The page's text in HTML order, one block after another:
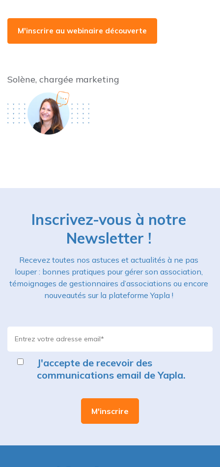
M'inscrire au webinaire découverte
Solène, chargée marketing
Inscrivez-vous à notre
Newsletter !
Recevez toutes nos astuces et actualités à ne pas
louper : bonnes pratiques pour gérer son association,
témoignages de gestionnaires d’associations ou encore
nouveautés sur la plateforme Yapla !
J'accepte de recevoir des
communications email de Yapla.